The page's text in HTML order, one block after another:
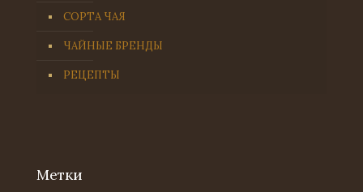
СОРТА ЧАЯ
ЧАЙНЫЕ БРЕНДЫ
РЕЦЕПТЫ
Метки